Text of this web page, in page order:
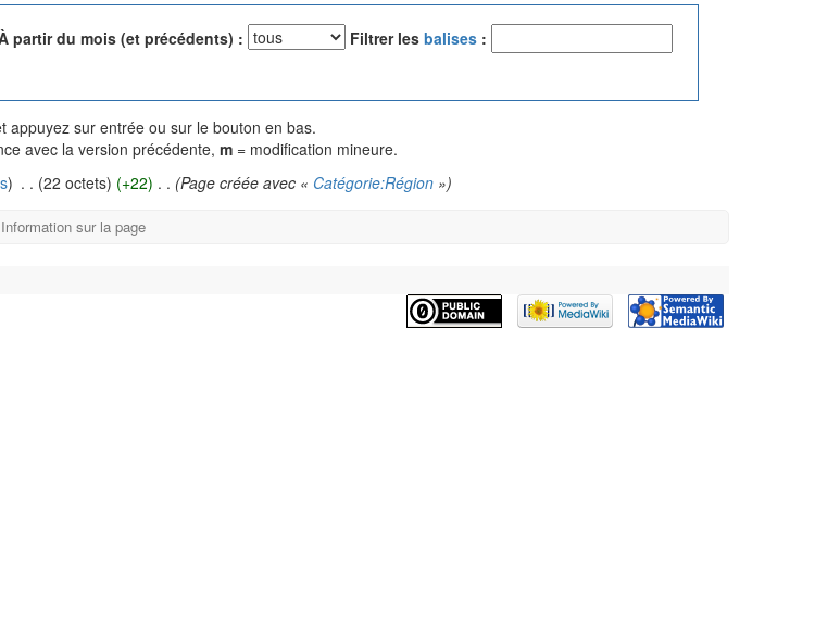
partir du mois (et précédents) : Filtrer les balises :
appuyez sur entrée ou sur le bouton en bas.
avec la version précédente, m = modification mineure.
) . . (22 octets) (+22) . . (Page créée avec « Catégorie:Région »)
Information sur la page